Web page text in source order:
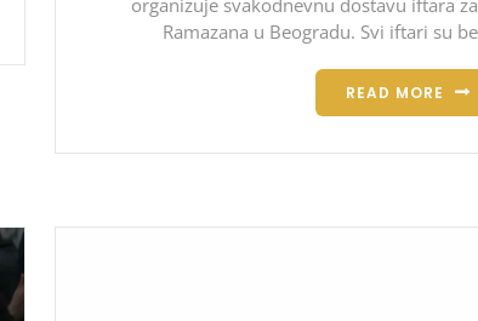
Ramazana u Beogradu. Svi iftari su
READ MORE